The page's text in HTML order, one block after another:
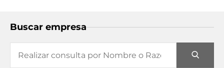
Buscar empresa